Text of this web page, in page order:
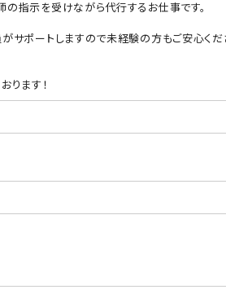
指示を受けながら代行するお仕事です。
サポートしますので未経験の方もご安心くだ
ります！